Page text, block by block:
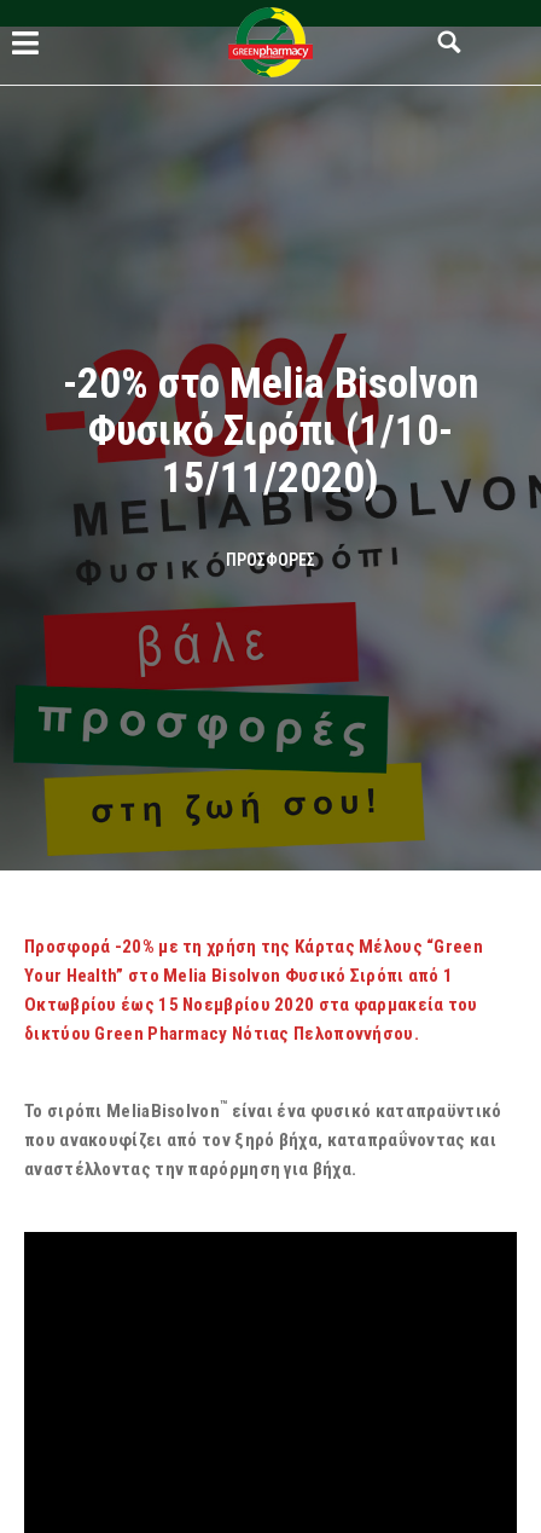
-20% στο Melia Bisolvon
Φυσικό Σιρόπι (1/10-
15/11/2020)
ΠΡΟΣΦΟΡΈΣ
Προσφορά -20% με τη χρήση της Κάρτας Μέλους “Green
Your Health” στο Melia Bisolvon Φυσικό Σιρόπι από 1
Οκτωβρίου έως 15 Νοεμβρίου 2020 στα φαρμακεία του
δικτύου Green Pharmacy Νότιας Πελοποννήσου.
To σιρόπι MeliaBisolvon™ είναι ένα φυσικό καταπραϋντικό
που ανακουφίζει από τον ξηρό βήχα, καταπραΰνοντας και
αναστέλλοντας την παρόρμηση για βήχα.